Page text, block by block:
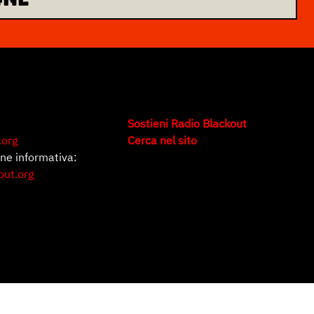
informativa:
Sostieni Radio Blackout
Cerca nel sito